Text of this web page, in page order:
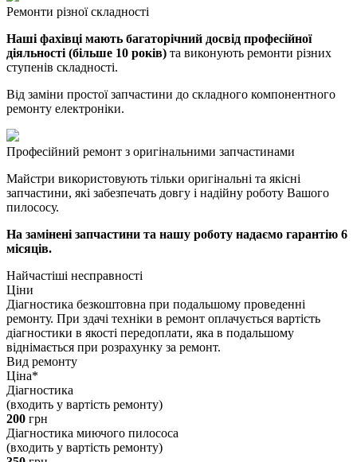
Ремонти різної складності
Наші фахівці мають багаторічний досвід професійної
діяльності (більше 10 років) та виконують ремонти різних
ступенів складності.
Від заміни простої запчастини до складного компонентного
ремонту електроніки.
Професійний ремонт з оригінальними запчастинами
Майстри використовують тільки оригінальні та якісні
запчастини, які забезпечать довгу і надійну роботу Вашого
пилососу.
На замінені запчастини та нашу роботу надаємо гарантію 6
місяців.
Найчастіші несправності
Ціни
Діагностика безкоштовна при подальшому проведенні
ремонту. При здачі техніки в ремонт оплачується вартість
діагностики в якості передоплати, яка в подальшому
віднімається при розрахунку за ремонт.
Вид ремонту
Ціна*
Діагностика
(входить у вартість ремонту)
200 грн
Діагностика миючого пилососа
(входить у вартість ремонту)